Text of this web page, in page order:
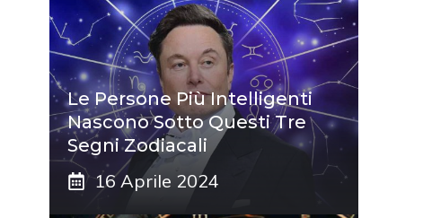
Le Persone Più Intelligenti
Nascono Sotto Questi Tre
Segni Zodiacali
16 Aprile 2024